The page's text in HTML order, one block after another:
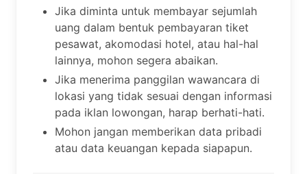
Jika diminta untuk membayar sejumlah
uang dalam bentuk pembayaran tiket
pesawat, akomodasi hotel, atau hal-hal
lainnya, mohon segera abaikan.
Jika menerima panggilan wawancara di
lokasi yang tidak sesuai dengan informasi
pada iklan lowongan, harap berhati-hati.
Mohon jangan memberikan data pribadi
atau data keuangan kepada siapapun.